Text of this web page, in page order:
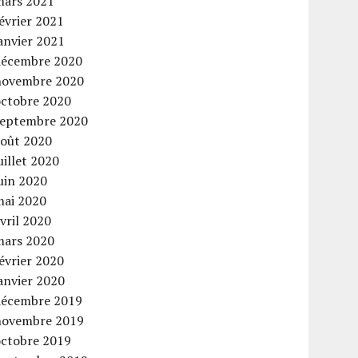
2021
2021
2020
2020
2020
2020
2020
2020
2020
2020
2020
2020
2020
2020
2019
2019
2019